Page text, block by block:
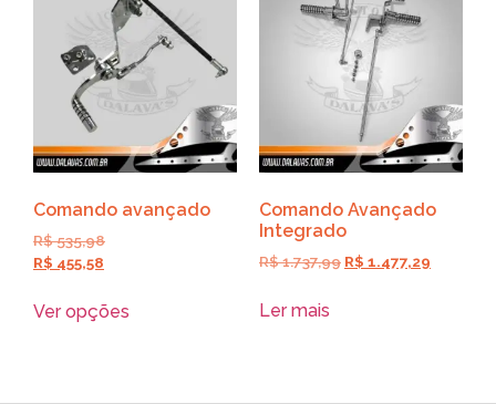
Comando avançado
R$535,98
R$ 455,58
Ver opções
Comando Avançado
Integrado
R$1.737,99 R$ 1.477,29
Ler mais